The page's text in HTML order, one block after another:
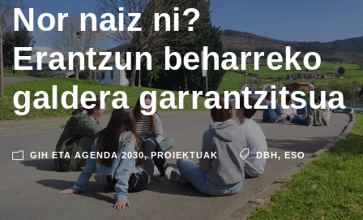
Nor naiz ni?
Erantzun beharreko
galdera garrantzitsua
GIH ETA AGENDA 2030, PROIEKTUAK DBH, ESO